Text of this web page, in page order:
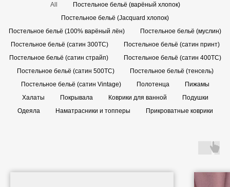
All
Постельное бельё (варёный хлопок)
Постельное бельё (Jacquard хлопок)
Постельное бельё (100% варёный лён)
Постельное бельё (муслин)
Постельное бельё (сатин 300TC)
Постельное бельё (сатин принт)
Постельное бельё (сатин страйп)
Постельное бельё (сатин 400TC)
Постельное бельё (сатин 500TC)
Постельное бельё (тенсель)
Постельное бельё (сатин Vintage)
Полотенца
Пижамы
Халаты
Покрывала Коврики для ванной
Подушки
Одеяла
Наматрасники и топперы Прикроватные коврики